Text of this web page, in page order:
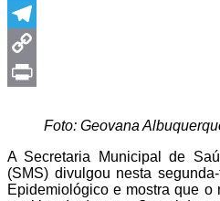
Messenger
Telegram
Copy
Foto: Geovana
A Secretaria Municipal de
(SMS) divulgou nesta
Epidemiológico e mostra que o